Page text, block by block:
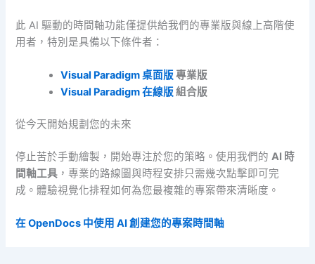
此 AI 驅動的時間軸功能僅提供給我們的專業版與線上高階使
用者，特別是具備以下條件者：
Visual Paradigm 桌面版 專業版
Visual Paradigm 在線版 組合版
從今天開始規劃您的未來
停止苦於手動繪製，開始專注於您的策略。使用我們的AI 時
間軸工具 ，專業的路線圖與時程安排只需幾次點擊即可完
成。體驗視覺化排程如何為您最複雜的專案帶來清晰度。
在 OpenDocs 中使用 AI 創建您的專案時間軸